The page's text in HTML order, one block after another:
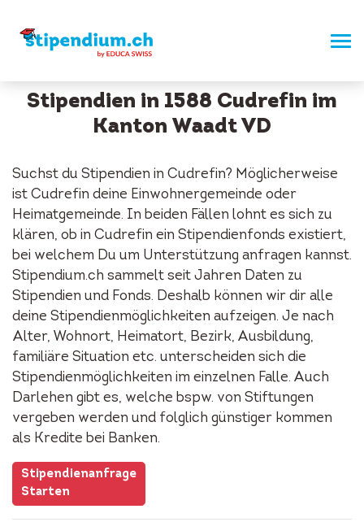
Stipendien in 1588 Cudrefin im
Kanton Waadt VD
Suchst du Stipendien in Cudrefin? Möglicherweise
ist Cudrefin deine Einwohnergemeinde oder
Heimatgemeinde. In beiden Fällen lohnt es sich zu
klären, ob in Cudrefin ein Stipendienfonds existiert,
bei welchem Du um Unterstützung anfragen kannst.
Stipendium.ch sammelt seit Jahren Daten zu
Stipendien und Fonds. Deshalb können wir dir alle
deine Stipendienmöglichkeiten aufzeigen. Je nach
Alter, Wohnort, Heimatort, Bezirk, Ausbildung,
familiäre Situation etc. unterscheiden sich die
Stipendienmöglichkeiten im einzelnen Falle. Auch
Darlehen gibt es, welche bspw. von Stiftungen
vergeben werden und folglich günstiger kommen
als Kredite bei Banken.
Stipendienanfrage
Starten